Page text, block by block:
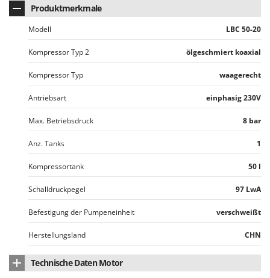
Omas
Ompagrill
Ooni
Oriental Koshin
Outdoorchef
Palazzetti
Palumbo Pavi
Paterlini
Philips
Pramac
Prismafood
R
R.G.V.
Produktmerkmale
Modell LBC 50-20
Kompressor Typ 2 ölgeschmiert koaxial
Kompressor Typ waagerecht
Antriebsart einphasig 230V
Max. Betriebsdruck 8 bar
Anz. Tanks 1
Kompressortank 50 l
Schalldruckpegel 97 LwA
Befestigung der Pumpeneinheit verschweißt
Herstellungsland CHN
Technische Daten Motor